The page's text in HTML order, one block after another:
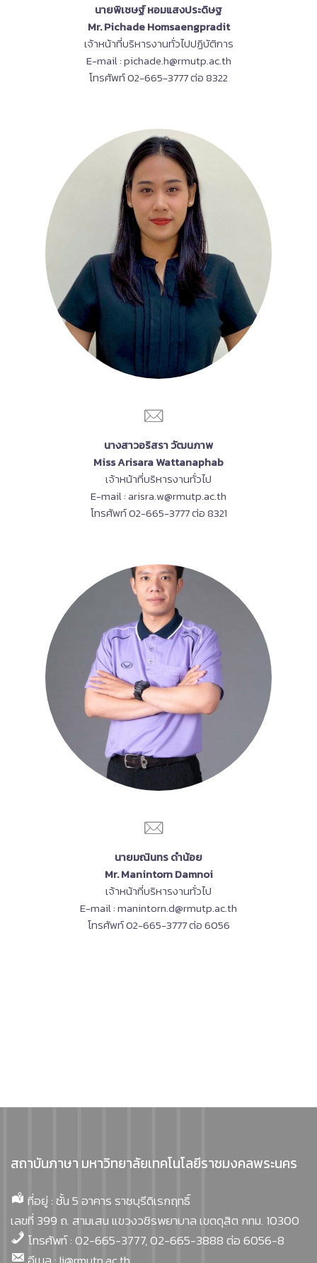
นายพิเชษฐ์ หอมแสงประดิษฐ
Mr. Pichade Homsaengpradit
เจ้าหน้าที่บริหารงานทั่วไปปฏิบัติการ
E-mail : pichade.h@rmutp.ac.th
โทรศัพท์ 02-665-3777 ต่อ 8322
นางสาวอริสรา วัฒนภาพ
Miss Arisara Wattanaphab
เจ้าหน้าที่บริหารงานทั่วไป
E-mail : arisra.w@rmutp.ac.th
โทรศัพท์ 02-665-3777 ต่อ 8321
นายมณินทร ดำน้อย
Mr. Manintorn Damnoi
เจ้าหน้าที่บริหารงานทั่วไป
E-mail : manintorn.d@rmutp.ac.th
โทรศัพท์ 02-665-3777 ต่อ 6056
สถาบันภาษา มหาวิทยาลัยเทคโนโลยีราชมงคลพระนคร
ที่อยู่ : ชั้น 5 อาคาร ราชบุรีดิเรกฤทธิ์
เลขที่ 399 ถ. สามเสน แขวงวชิรพยาบาล เขตดุสิต กทม. 10300
โทรศัพท์ : 02-665-3777, 02-665-3888 ต่อ 6056-8